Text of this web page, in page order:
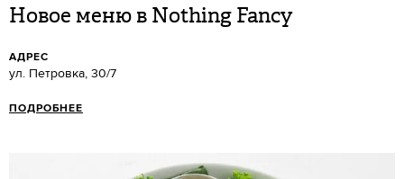
Новое меню в Nothing Fancy
АДРЕС
ул. Петровка, 30/7
ПОДРОБНЕЕ